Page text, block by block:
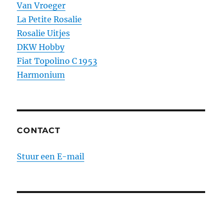
Van Vroeger
La Petite Rosalie
Rosalie Uitjes
DKW Hobby
Fiat Topolino C 1953
Harmonium
CONTACT
Stuur een E-mail